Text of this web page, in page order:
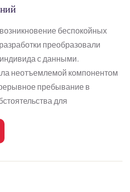
беспокойных
преобразовали
с данными.
неотъемлемой компонентом
пребывание в
для